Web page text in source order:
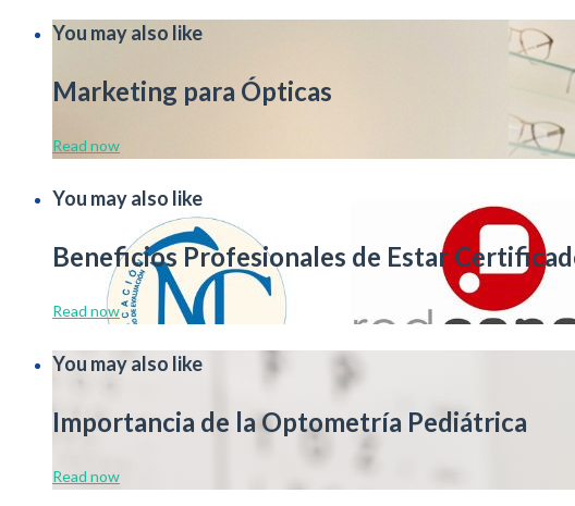
You may also like
Marketing para Ópticas
Read now
You may also like
Beneficios Profesionales de Estar
Read now
You may also like
Importancia de la Optometría Pediátrica
Read now